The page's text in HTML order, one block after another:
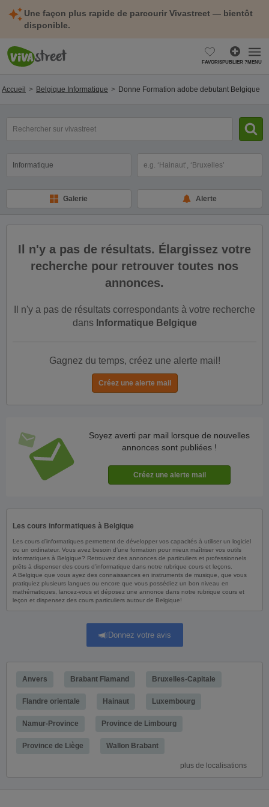
Une façon plus rapide de parcourir Vivastreet — bientôt
disponible.
FAVORISPUBLIER ?MENU
Accueil Belgique Informatique Donne Formation adobe debutant Belgique
clé(s)
Galerie Alerte
Il n'y a pas de résultats. Élargissez votre
recherche pour retrouver toutes nos
annonces.
Il n'y a pas de résultats correspondants à votre recherche
dans Informatique Belgique
Gagnez du temps, créez une alerte mail!
Soyez averti par mail lorsque de nouvelles
annonces sont publiées !
Les cours informatiques à Belgique
Les cours d’informatiques permettent de développer vos capacités à utiliser un logiciel
ou un ordinateur. Vous avez besoin d’une formation pour mieux maîtriser vos outils
informatiques à Belgique? Retrouvez des annonces de particuliers et professionnels
prêts à dispenser des cours d’informatique dans notre rubrique cours et leçons.
A Belgique que vous ayez des connaissances en instruments de musique, que vous
pratiquiez plusieurs langues ou encore que vous possédiez un bon niveau en
mathématiques, lancez-vous et déposez une annonce dans notre rubrique cours et
leçon et dispensez des cours particuliers autour de Belgique!
Donnez votre avis
Anvers Brabant Flamand Bruxelles-Capitale
Flandre orientale Hainaut Luxembourg
Namur-Province Province de Limbourg
Province de Liège Wallon Brabant
plus de localisations